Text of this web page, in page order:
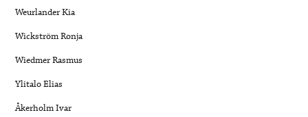
Weurlander Kia
Wickström Ronja
Wiedmer Rasmus
Ylitalo Elias
Åkerholm Ivar